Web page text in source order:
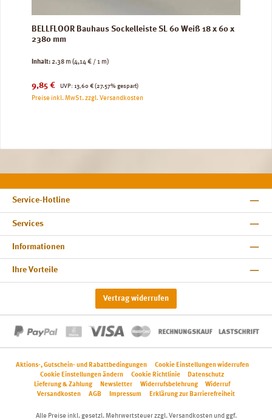
BELLFLOOR Bauhaus Sockelleiste SL 60 Weiß 18 x 60 x
2380 mm
Inhalt:2.38 m (4,14 € / 1 m)
Verkaufspreis:
9,85 € UVP:
Regulärer Preis:
13,60 € (27.57% gespart)
Preise inkl. MwSt. zzgl. Versandkosten
Service-Hotline
Services
Informationen
Ihre Vorteile
Vertrag widerrufen
Aktions-, Gutschein- und Rabattbedingungen
Cookie Einstellungen widerrufen
Cookie Einstellungen ändern
Cookie Richtlinie
Datenschutz
Lieferung & Zahlung
Newsletter Widerrufsbelehrung
Widerruf
Versandkosten
AGB Impressum Erklärung zur Barrierefreiheit
Alle Preise inkl. gesetzl. Mehrwertsteuer zzgl.Versandkosten und ggf.